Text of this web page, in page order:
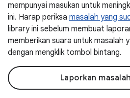
mempunyai masukan untuk
ini. Harap periksa masalah yang
library ini sebelum membuat
memberikan suara untuk masalah
dengan mengklik tombol bintang.
Laporkan